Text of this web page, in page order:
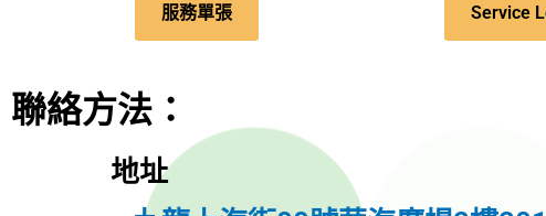
服務單張 Service
聯絡方法：
地址